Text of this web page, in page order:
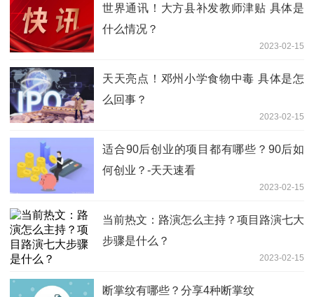
世界通讯！大方县补发教师津贴 具体是
什么情况？
2023-02-15
天天亮点！邓州小学食物中毒 具体是怎
么回事？
2023-02-15
适合90后创业的项目都有哪些？90后如
何创业？-天天速看
2023-02-15
当前热文：路演怎么主持？项目路演七大
步骤是什么？
2023-02-15
断掌纹有哪些？分享4种断掌纹